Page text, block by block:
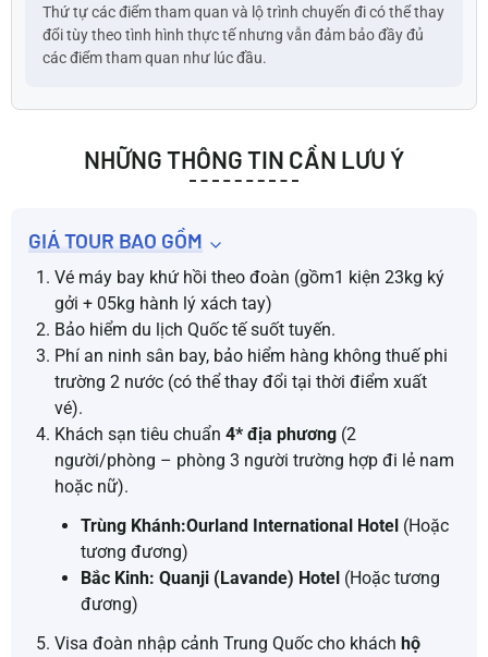
Thứ tự các điểm tham quan và lộ trình chuyến đi có thể thay
đổi tùy theo tình hình thực tế nhưng vẫn đảm bảo đầy đủ
các điểm tham quan như lúc đầu.
NHỮNG THÔNG TIN CẦN LƯU Ý
GIÁ TOUR BAO GỒM
Vé máy bay khứ hồi theo đoàn (gồm1 kiện 23kg ký
gởi + 05kg hành lý xách tay)
Bảo hiểm du lịch Quốc tế suốt tuyến.
Phí an ninh sân bay, bảo hiểm hàng không thuế phi
trường 2 nước (có thể thay đổi tại thời điểm xuất
vé).
Khách sạn tiêu chuẩn4* địa phương (2
người/phòng – phòng 3 người trường hợp đi lẻ nam
hoặc nữ).
Trùng Khánh:Ourland International Hotel (Hoặc
tương đương)
Bắc Kinh: Quanji (Lavande) Hotel (Hoặc tương
đương)
Visa đoàn nhập cảnh Trung Quốc cho kháchhộ